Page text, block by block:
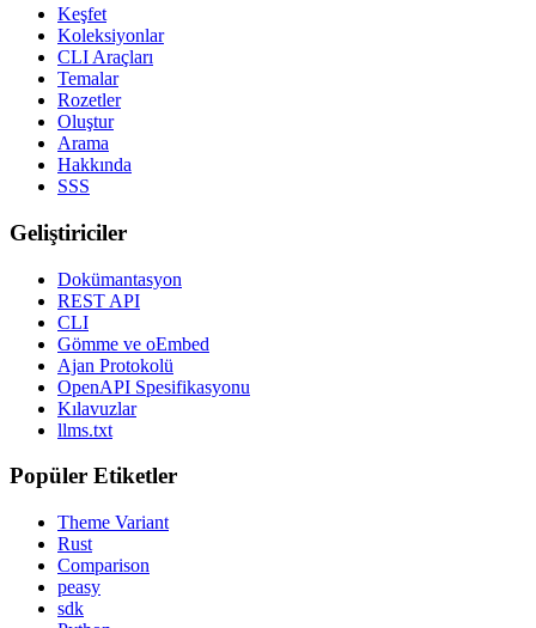
Keşfet
Koleksiyonlar
CLI Araçları
Temalar
Rozetler
Oluştur
Arama
Hakkında
SSS
Geliştiriciler
Dokümantasyon
REST API
CLI
Gömme ve oEmbed
Ajan Protokolü
OpenAPI Spesifikasyonu
Kılavuzlar
llms.txt
Popüler Etiketler
Theme Variant
Rust
Comparison
peasy
sdk